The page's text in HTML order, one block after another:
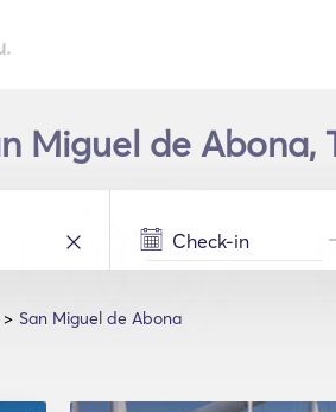
Miguel de
San Miguel de Abona